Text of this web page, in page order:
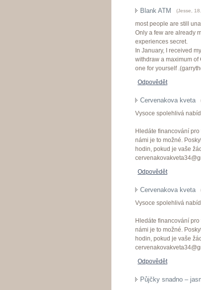
Blank ATM (Jesse
most people are still
Only a few are already
experiences secret.
In January, I received
withdraw a maximum of
one for yourself
Odpovědět
Cervenakova kveta
Vysoce spolehlivá
Hledáte financování
námi je to možné.
hodin, pokud je vaše
Odpovědět
Cervenakova kveta
Vysoce spolehlivá
Hledáte financování
námi je to možné.
hodin, pokud je vaše
Odpovědět
Půjčky snadno –